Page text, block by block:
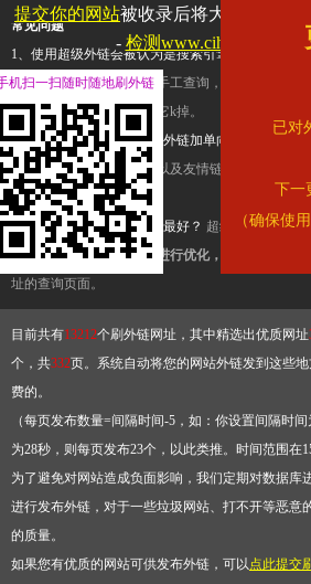
常见问题
1、使用超级外链会被认为是搜索引擎优化作弊吗？
查询工具，模拟的是正常手工查询，不是作弊。如
推广竞争对手的网址，让它k掉。
2、网站优化单纯依靠超级外链加单向链接可行吗？
链，需要结合普通的外链以及友情链接，您可以到
台交换友情链接。
3、如何使用超级外链效果最好？ 超级外链不同于
有频繁使用超级外链工具进行优化，才能获得稳定的
址的查询页面。
目前共有13212个刷外链网址，其中精选出优质网址
个，共332页。系统自动将您的网站外链发到这些
费的。
（每页发布数量=间隔时间-5，如：你设置间隔时
为28秒，则每页发布23个，以此类推。时间范围在
为了避免对网站造成负面影响，我们定期对数据库
进行发布外链，对于一些垃圾网站、打不开等恶意
的质量。
如果您有优质的网站可供发布外链，可以点此提交
提交你的网站被收录后将大幅提升流
- 检测www.cihai123.com
已对
下一
（确保使
机扫一扫随时随地刷外链